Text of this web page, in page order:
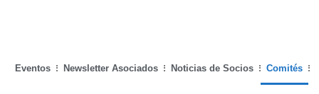
Eventos Newsletter Asociados Noticias de Socios Comités